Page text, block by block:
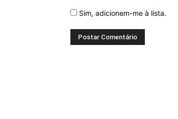
Sim, adicionem-me à lista.